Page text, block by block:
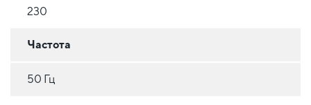
230
Частота
50 Гц